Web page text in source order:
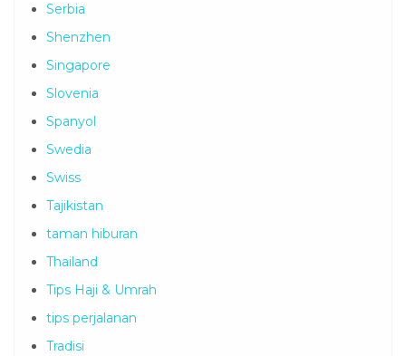
Serbia
Shenzhen
Singapore
Slovenia
Spanyol
Swedia
Swiss
Tajikistan
taman hiburan
Thailand
Tips Haji & Umrah
tips perjalanan
Tradisi